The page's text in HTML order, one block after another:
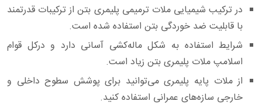
در ترکیب شیمیایی ملات ترمیمی پلیمری بتن از ترکیبات قدرتمند
با قابلیت ضد خوردگی بتن استفاده ‌شده است.
شرایط استفاده به شکل ماله‌کشی آسانی دارد و درکل قوام
اسلامپ ملات پلیمری بتن زیاد است.
از ملات پایه پلیمری می‌توانید برای پوشش سطوح داخلی و
خارجی سازه‌های عمرانی استفاده کنید.